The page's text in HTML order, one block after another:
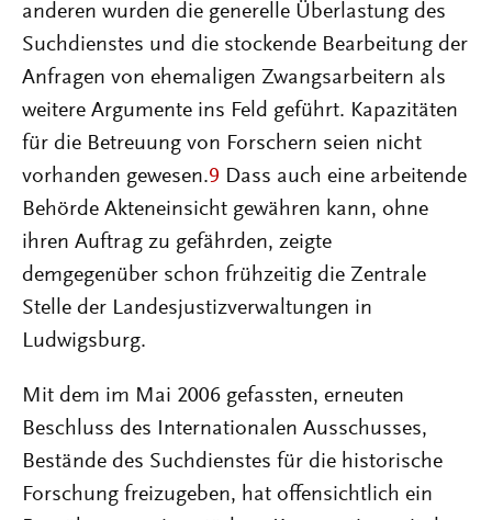
anderen wurden die generelle Überlastung des
Suchdienstes und die stockende Bearbeitung der
Anfragen von ehemaligen Zwangsarbeitern als
weitere Argumente ins Feld geführt. Kapazitäten
für die Betreuung von Forschern seien nicht
vorhanden gewesen.9 Dass auch eine arbeitende
Behörde Akteneinsicht gewähren kann, ohne
ihren Auftrag zu gefährden, zeigte
demgegenüber schon frühzeitig die Zentrale
Stelle der Landesjustizverwaltungen in
Ludwigsburg.
Mit dem im Mai 2006 gefassten, erneuten
Beschluss des Internationalen Ausschusses,
Bestände des Suchdienstes für die historische
Forschung freizugeben, hat offensichtlich ein